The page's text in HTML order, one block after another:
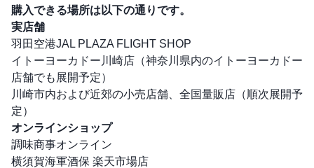
購入できる場所は以下の通りです。
実店舗
羽田空港JAL PLAZA FLIGHT SHOP
イトーヨーカドー川崎店（神奈川県内のイトーヨーカドー
店舗でも展開予定）
川崎市内および近郊の小売店舗、全国量販店（順次展開予
定）
オンラインショップ
調味商事オンライン
横須賀海軍酒保 楽天市場店